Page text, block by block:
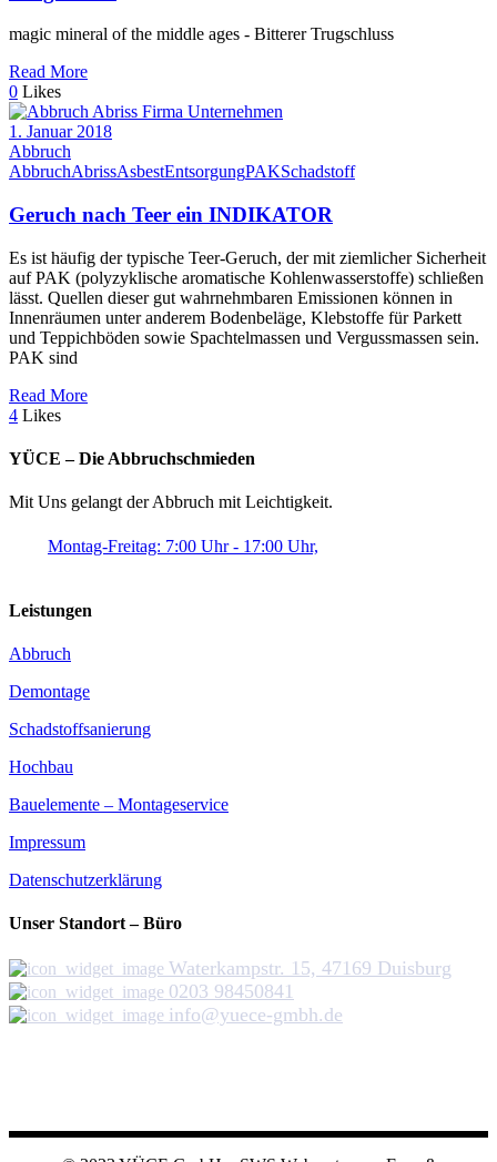
magic mineral of the middle ages - Bitterer Trugschluss
Read More
0 Likes
1. Januar 2018
Abbruch
AbbruchAbrissAsbestEntsorgungPAKSchadstoff
Geruch nach Teer ein INDIKATOR
Es ist häufig der typische Teer-Geruch, der mit ziemlicher Sicherheit
auf PAK (polyzyklische aromatische Kohlenwasserstoffe) schließen
lässt. Quellen dieser gut wahrnehmbaren Emissionen können in
Innenräumen unter anderem Bodenbeläge, Klebstoffe für Parkett
und Teppichböden sowie Spachtelmassen und Vergussmassen sein.
PAK sind
Read More
4 Likes
YÜCE – Die Abbruchschmieden
Mit Uns gelangt der Abbruch mit Leichtigkeit.
Montag-Freitag: 7:00 Uhr - 17:00 Uhr,
Leistungen
Abbruch
Demontage
Schadstoffsanierung
Hochbau
Bauelemente – Montageservice
Impressum
Datenschutzerklärung
Unser Standort – Büro
Waterkampstr. 15, 47169 Duisburg
0203 98450841
info@yuece-gmbh.de